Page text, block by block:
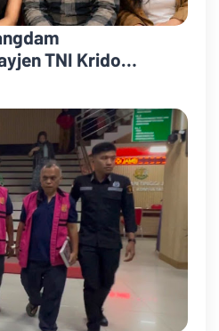
TNI Krido
Competition